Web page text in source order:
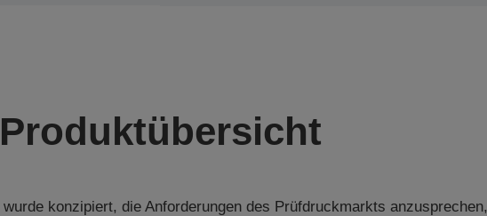
Produktübersicht
konzipiert, die Anforderungen des Prüfdruckmarkts anzusprechen,